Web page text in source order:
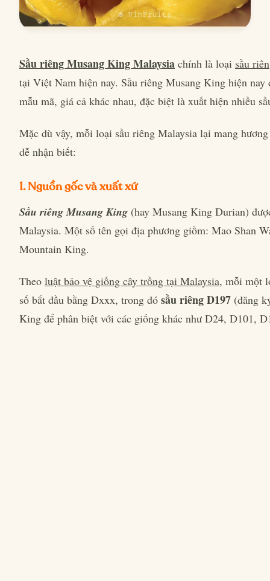
Sầu riêng Musang King Malaysia chính là loại sầu
tại Việt Nam hiện nay. Sầu riêng Musang King hiện
mẫu mã, giá cả khác nhau, đặc biệt là xuất hiện nhiều
Mặc dù vậy, mỗi loại sầu riêng Malaysia lại mang
dễ nhận biết:
1. Nguồn gốc và xuất xứ
Sầu riêng Musang King (hay Musang King Durian)
Malaysia. Một số tên gọi địa phương giồm: Mao Shan
Mountain King.
Theo luật bảo vệ giống cây trồng tại Malaysia, mỗi một
số bắt đầu bằng Dxxx, trong đó sầu riêng D197 (đăng
King để phân biệt với các giống khác như D24, D101,